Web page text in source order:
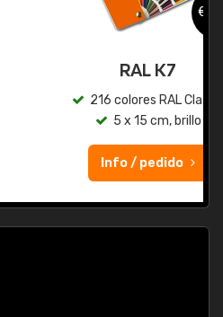
€15,95
216 colores RAL Classic
5 x 15 cm, brillo